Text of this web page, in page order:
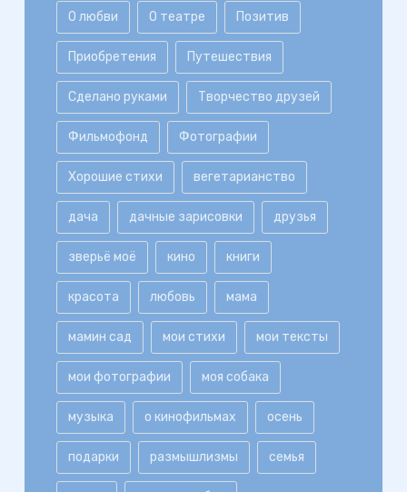
О любви О театре Позитив
Приобретения Путешествия
Сделано руками Творчество друзей
Фильмофонд Фотографии
Хорошие стихи вегетарианство
дача дачные зарисовки друзья
зверьё моё кино книги
красота любовь мама
мамин сад мои стихи мои тексты
мои фотографии моя собака
музыка о кинофильмах осень
подарки размышлизмы семья